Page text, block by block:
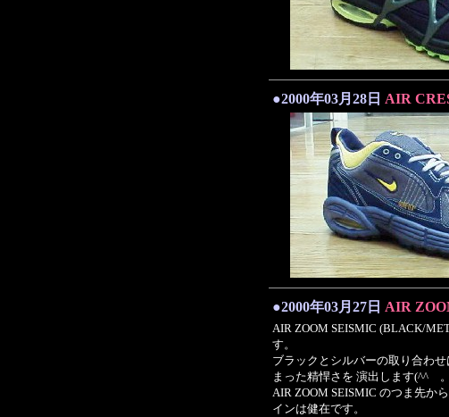
●2000年03月28日 AIR
●2000年03月27日 AIR
AIR ZOOM SEISMIC (BLACK/
す。
ブラックとシルバーの取り合わ
まった精悍さを 演出します(^^ゞ。
AIR ZOOM SEISMIC のつま先か
インは健在です。